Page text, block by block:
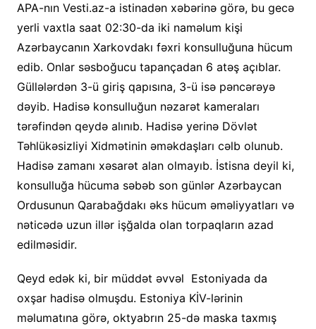
APA-nın Vesti.az-a istinadən xəbərinə görə, bu gecə
yerli vaxtla saat 02:30-da iki naməlum kişi
Azərbaycanın Xarkovdakı fəxri konsulluğuna hücum
edib. Onlar səsboğucu tapançadan 6 atəş açıblar.
Güllələrdən 3-ü giriş qapısına, 3-ü isə pəncərəyə
dəyib. Hadisə konsulluğun nəzarət kameraları
tərəfindən qeydə alınıb. Hadisə yerinə Dövlət
Təhlükəsizliyi Xidmətinin əməkdaşları cəlb olunub.
Hadisə zamanı xəsarət alan olmayıb. İstisna deyil ki,
konsulluğa hücuma səbəb son günlər Azərbaycan
Ordusunun Qarabağdakı əks hücum əməliyyatları və
nəticədə uzun illər işğalda olan torpaqların azad
edilməsidir.
Qeyd edək ki, bir müddət əvvəl Estoniyada da
oxşar hadisə olmuşdu. Estoniya KİV-lərinin
məlumatına görə, oktyabrın 25-də maska taxmış